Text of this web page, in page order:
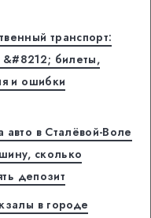
транспорт:
&#8212; билеты,
и ошибки
в Сталёвой-Воле
сколько
депозит
в городе